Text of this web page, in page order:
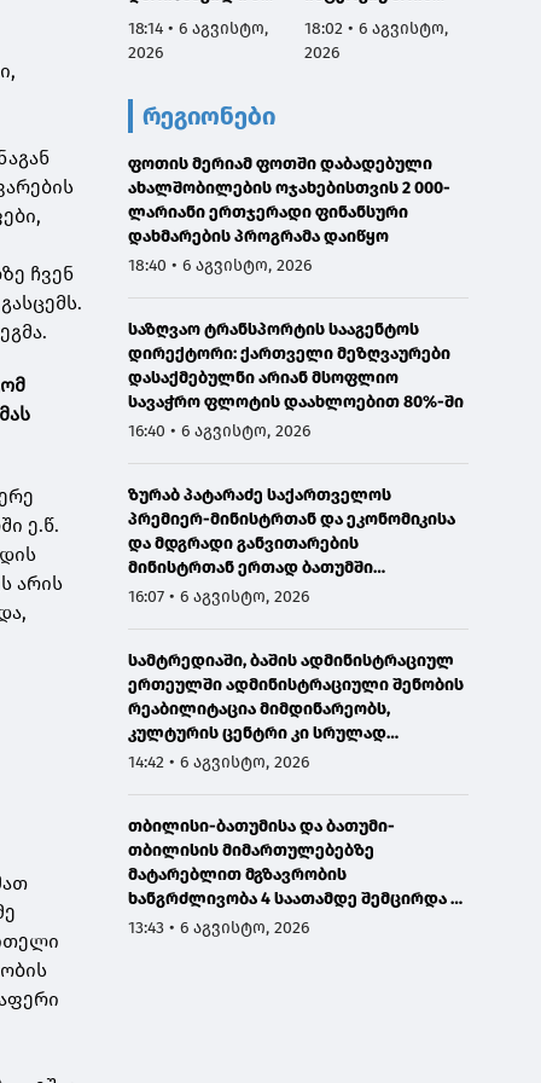
ჩვენ
ე.წ.
არის
აგვისტოს
ნამდვილად
რამდენიმე კვირით
ადრე დაგეგმილ
გამოკვლევაზე
18:14 • 6 აგვისტო,
2026
სამარცხვინო
სადაც აფხაზებს
18:02 • 6 აგვისტო,
2026
რეგიონები
ფოთის მერიამ ფოთში დაბადებული
ახალშობილების ოჯახებისთვის 2 000-
ლარიანი ერთჯერადი ფინანსური
დახმარების პროგრამა დაიწყო
18:40 • 6 აგვისტო, 2026
საზღვაო ტრანსპორტის სააგენტოს
დირექტორი: ქართველი მეზღვაურები
დასაქმებულნი არიან მსოფლიო
სავაჭრო ფლოტის დაახლოებით 80%-ში
16:40 • 6 აგვისტო, 2026
ზურაბ პატარაძე საქართველოს
პრემიერ-მინისტრთან და ეკონომიკისა
და მდგრადი განვითარების
მინისტრთან ერთად ბათუმში
მნიშვნელოვან ინფრასტრუქტურულ
16:07 • 6 აგვისტო, 2026
სამტრედიაში, ბაშის ადმინისტრაციულ
ერთეულში ადმინისტრაციული შენობის
რეაბილიტაცია მიმდინარეობს,
კულტურის ცენტრი კი სრულად
განახლდა
14:42 • 6 აგვისტო, 2026
თბილისი-ბათუმისა და ბათუმი-
თბილისის მიმართულებებზე
მატარებლით მგზავრობის
ხანგრძლივობა 4 საათამდე შემცირდა -
თბილისი-ბათუმი-თბილისის
13:43 • 6 აგვისტო, 2026